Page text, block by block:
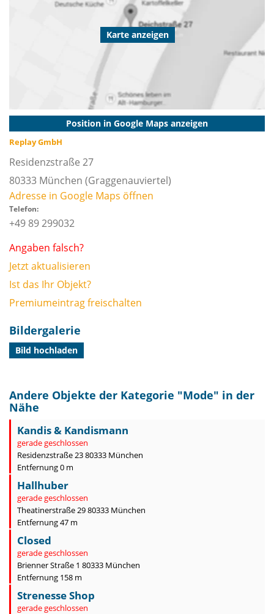
Karte anzeigen
Position in Google Maps anzeigen
Replay GmbH
Residenzstraße 27
80333 München (Graggenauviertel)
Adresse in Google Maps öffnen
Telefon:
+49 89 299032
Angaben falsch?
Jetzt aktualisieren
Ist das Ihr Objekt?
Premiumeintrag freischalten
Bildergalerie
Bild hochladen
Andere Objekte der Kategorie "Mode" in der
Nähe
Kandis & Kandismann
gerade geschlossen
Residenzstraße 23 80333 München
Entfernung 0 m
Hallhuber
gerade geschlossen
Theatinerstraße 29 80333 München
Entfernung 47 m
Closed
gerade geschlossen
Brienner Straße 1 80333 München
Entfernung 158 m
Strenesse Shop
gerade geschlossen